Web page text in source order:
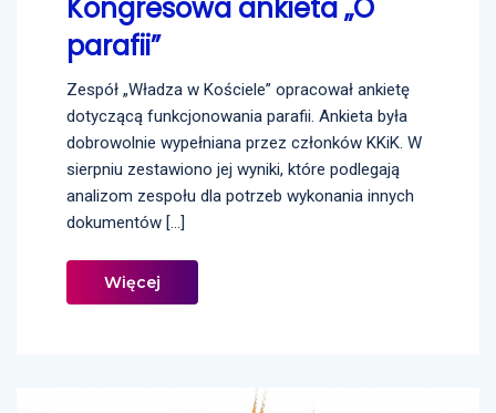
Kongresowa ankieta „O
parafii”
Zespół „Władza w Kościele” opracował ankietę
dotyczącą funkcjonowania parafii. Ankieta była
dobrowolnie wypełniana przez członków KKiK. W
sierpniu zestawiono jej wyniki, które podlegają
analizom zespołu dla potrzeb wykonania innych
dokumentów […]
Więcej